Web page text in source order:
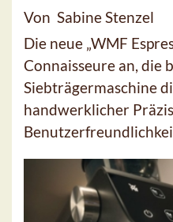
Von Sabine Stenzel
Die neue „WMF
Connaisseure an, die
Siebträgermaschine
handwerklicher